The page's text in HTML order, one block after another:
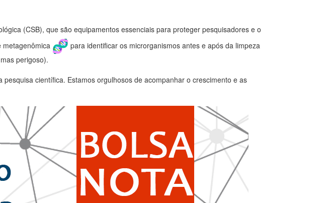
(CSB), que são equipamentos essenciais para proteger pesquisadores e o
metagenômica
para identificar os microrganismos antes e após da limpeza
perigoso).
científica. Estamos orgulhosos de acompanhar o crescimento e as